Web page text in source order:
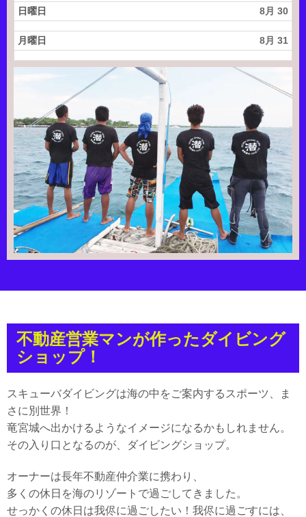
日曜日 8月 30
月曜日 8月 31
不動産営業マンが作ったダイビング
ショップ！
スキューバダイビングは海の中をご案内するスポーツ、ま
さに別世界！
竜宮城へ出かけるようなイメージになるかもしれません。
その入り口となるのが、ダイビングショップ。
オーナーは長年不動産仲介業に携わり、
多くの休日を海のリゾートで過ごしてきました。
せっかくの休日は我侭に過ごしたい！我侭に過ごすには、